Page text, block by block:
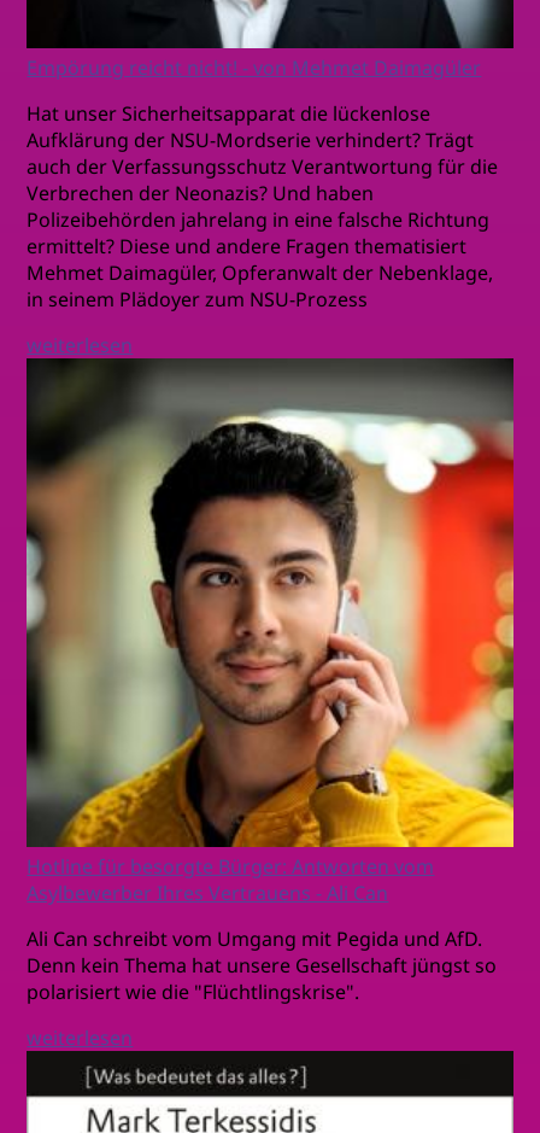
Empörung reicht nicht! - von Mehmet Daimagüler
Hat unser Sicherheitsapparat die lückenlose
Aufklärung der NSU-Mordserie verhindert? Trägt
auch der Verfassungsschutz Verantwortung für die
Verbrechen der Neonazis? Und haben
Polizeibehörden jahrelang in eine falsche Richtung
ermittelt? Diese und andere Fragen thematisiert
Mehmet Daimagüler, Opferanwalt der Nebenklage,
in seinem Plädoyer zum NSU-Prozess
weiterlesen
Hotline für besorgte Bürger: Antworten vom
Asylbewerber Ihres Vertrauens - Ali Can
Ali Can schreibt vom Umgang mit Pegida und AfD.
Denn kein Thema hat unsere Gesellschaft jüngst so
polarisiert wie die "Flüchtlingskrise".
weiterlesen